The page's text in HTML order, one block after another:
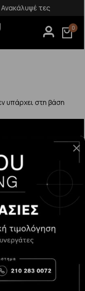
τες
0
υπάρχει στη βάση
Χαλάνδρι